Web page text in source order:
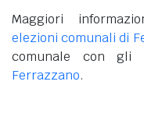
Maggiori
elezioni comunali di
comunale con gli
Ferrazzano.